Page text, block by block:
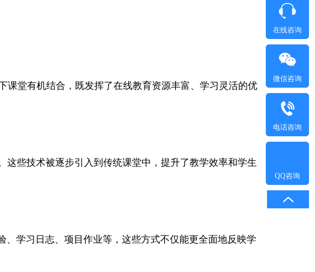
课堂有机结合，既发挥了在线教育资源丰富、学习灵活的优
些技术被逐步引入到传统课堂中，提升了教学效率和学生
学习日志、项目作业等，这些方式不仅能更全面地反映学
在线咨询
微信咨询
电话咨询
QQ咨询